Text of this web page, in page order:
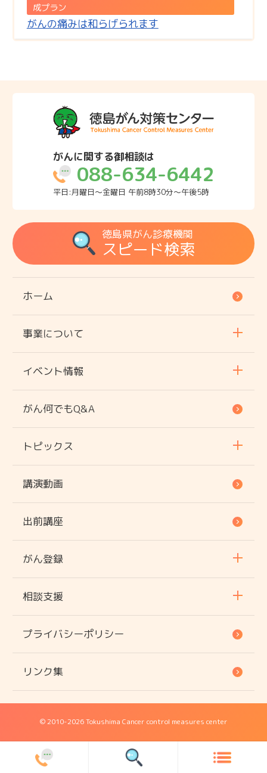
成プラン
がんの痛みは和らげられます
がんに関する御相談は
088-634-6442
平日:月曜日～金曜日 午前8時30分～午後5時
徳島県がん診療機関
スピード検索
ホーム
事業について
イベント情報
がん何でもQ&A
トピックス
講演動画
出前講座
がん登録
相談支援
プライバシーポリシー
リンク集
© 2010-2026 Tokushima Cancer control measures center